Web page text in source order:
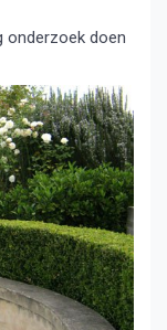
onderzoek doen